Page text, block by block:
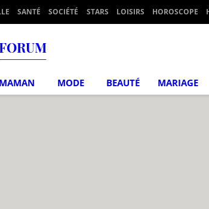
SANTÉ SOCIÉTÉ STARS LOISIRS HOROSCOPE
MAMAN MODE BEAUTÉ MARIAGE